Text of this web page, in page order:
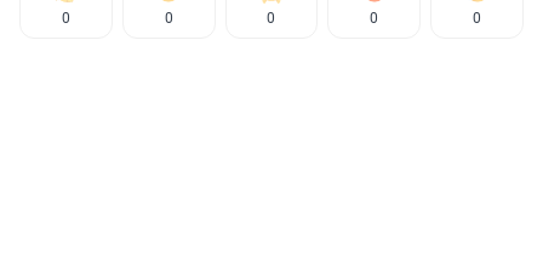
0 0 0 0 0